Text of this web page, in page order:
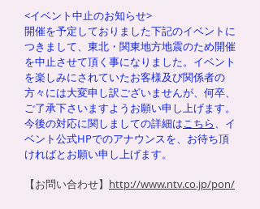
<イベント中止のお知らせ>
開催を予定しておりました下記のイベントに
つきまして、東北・関東地方地震のため開催
を中止させて頂く事になりました。イベント
を楽しみにされていたお客様及び関係者の
方々には大変申し訳ございませんが、何卒、
ご了承下さいますようお願い申し上げます。
今後の対応に関しましての詳細はこちら、イ
ベント公式HPでのアナウンスを、お待ち頂
ければとお願い申し上げます。
【お問い合わせ】 http://www.ntv.co.jp/pon/